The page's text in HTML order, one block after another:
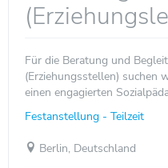
Für die Beratung und
(Erziehungsstellen) suchen
einen engagierten
Festanstellung - Teilzeit
Berlin, Deutschland